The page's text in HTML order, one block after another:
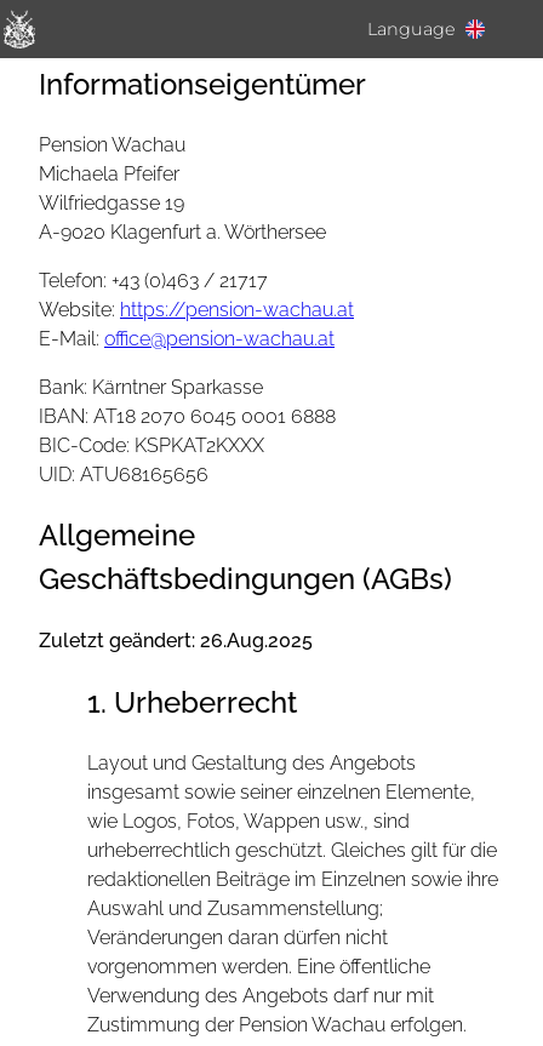
Language
Deutsch
Informationseigentümer
Pension Wachau
Michaela Pfeifer
Wilfriedgasse 19
A-9020 Klagenfurt a. Wörthersee
Telefon: +43 (0)463 / 21717
Website: https://pension-wachau.at
E-Mail: office@pension-wachau.at
Bank: Kärntner Sparkasse
IBAN: AT18 2070 6045 0001 6888
BIC-Code: KSPKAT2KXXX
UID: ATU68165656
Allgemeine
Geschäftsbedingungen (AGBs)
Zuletzt geändert: 26.Aug.2025
1. Urheberrecht
Layout und Gestaltung des Angebots
insgesamt sowie seiner einzelnen Elemente,
wie Logos, Fotos, Wappen usw., sind
urheberrechtlich geschützt. Gleiches gilt für die
redaktionellen Beiträge im Einzelnen sowie ihre
Auswahl und Zusammenstellung;
Veränderungen daran dürfen nicht
vorgenommen werden. Eine öffentliche
Verwendung des Angebots darf nur mit
Zustimmung der Pension Wachau erfolgen.